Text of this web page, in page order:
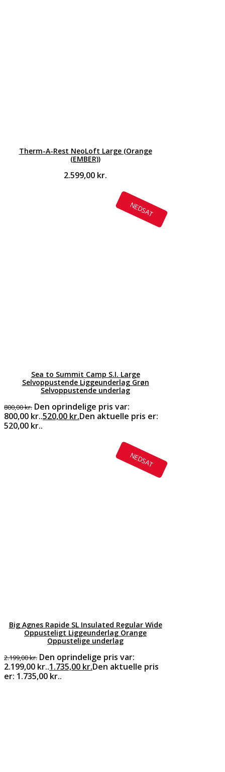
Therm-A-Rest NeoLoft Large (Orange
(EMBER))
2.599,00 kr.
NEDSAT
Sea to Summit Camp S.I. Large
Selvoppustende Liggeunderlag Grøn
Selvoppustende underlag
800,00kr. Den oprindelige pris var:
800,00 kr..520,00 kr.Den aktuelle pris er:
520,00 kr..
NEDSAT
Big Agnes Rapide SL Insulated Regular Wide
Oppusteligt Liggeunderlag Orange
Oppustelige underlag
2.199,00kr. Den oprindelige pris var:
2.199,00 kr..1.735,00 kr.Den aktuelle pris
er: 1.735,00 kr..